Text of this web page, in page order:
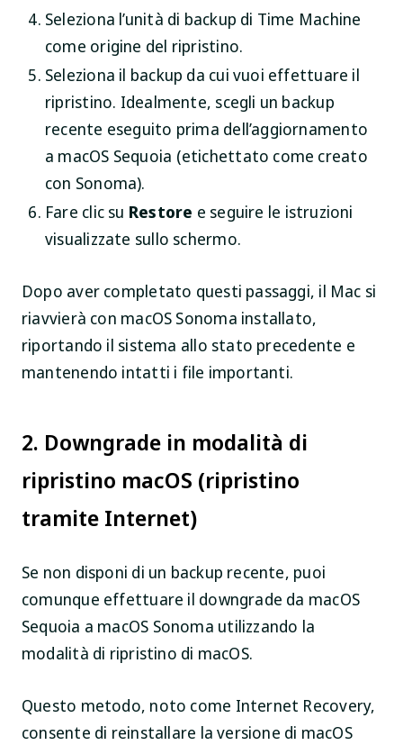
Seleziona l’unità di backup di Time Machine
come origine del ripristino.
Seleziona il backup da cui vuoi effettuare il
ripristino. Idealmente, scegli un backup
recente eseguito prima dell’aggiornamento
a macOS Sequoia (etichettato come creato
con Sonoma).
Fare clic su Restore e seguire le istruzioni
visualizzate sullo schermo.
Dopo aver completato questi passaggi, il Mac si
riavvierà con macOS Sonoma installato,
riportando il sistema allo stato precedente e
mantenendo intatti i file importanti.
2. Downgrade in modalità di
ripristino macOS (ripristino
tramite Internet)
Se non disponi di un backup recente, puoi
comunque effettuare il downgrade da macOS
Sequoia a macOS Sonoma utilizzando la
modalità di ripristino di macOS.
Questo metodo, noto come Internet Recovery,
consente di reinstallare la versione di macOS